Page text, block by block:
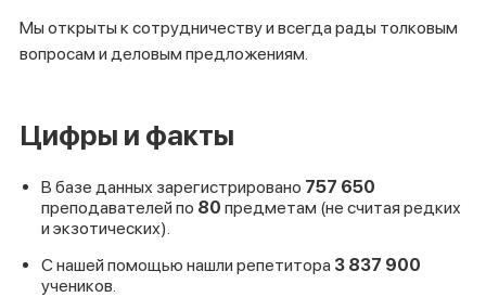
Мы открыты к сотрудничеству и всегда рады толковым
вопросам и деловым предложениям.
Цифры и факты
В базе данных зарегистрировано 757 650
преподавателей по 80 предметам (не считая редких
и экзотических).
С нашей помощью нашли репетитора 3 837 900
учеников.